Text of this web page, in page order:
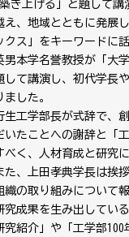
き上げる」と題して講
え、地域とともに発展
ス」をキーワードに
男本学名誉教授が「大
して講演し、初代学長
した。
工学部長が式辞で、
いたことへの謝辞と「
べく、人材育成と研究
、上田孝典学長は挨
織の取り組みについて
成果を生み出している
紹介」や「工学部100